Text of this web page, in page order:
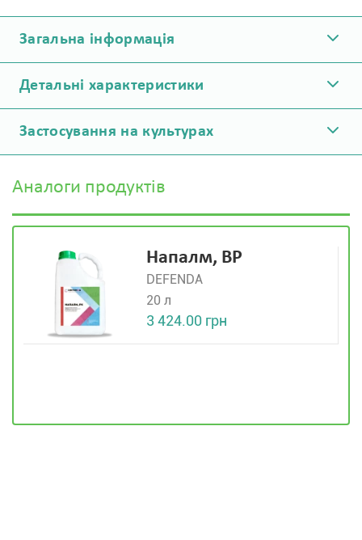
Загальна інформація
Детальні характеристики
Застосування на культурах
Аналоги продуктів
Напалм, ВР
DEFENDA
20 л
3 424.00 грн